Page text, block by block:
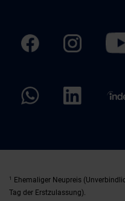
1
Ehemaliger Neupreis
Tag der Erstzulassung).